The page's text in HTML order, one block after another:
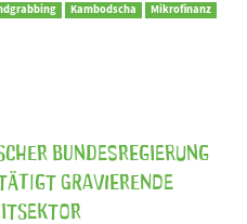
Kambodscha Mikrofinanz
Bundesregierung
gravierende